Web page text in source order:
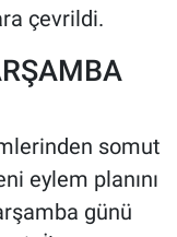
çevrildi.
somut
eylem planını
günü